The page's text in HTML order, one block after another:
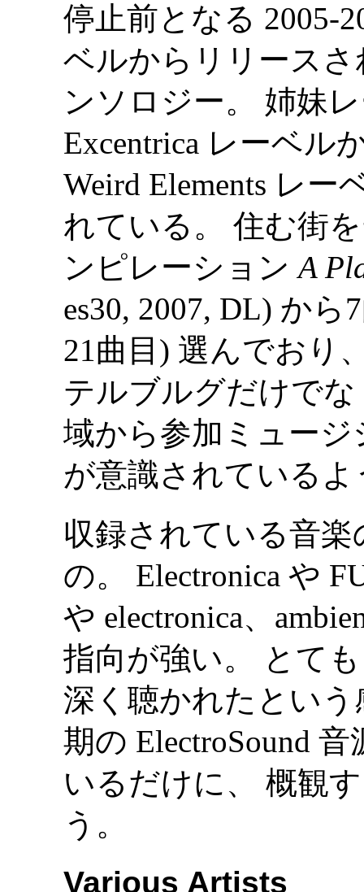
停止前となる 2005-
ベルからリリース
ンソロジー。 姉妹
Excentrica レーベル
Weird Elements レー
れている。 住む街
ンピレーションA
es30, 2007, DL) から
21曲目) 選んでおり
テルブルグだけで
域から参加ミュー
が意識されているよ
収録されている音楽
の。 Electronica や
や electronica、
指向が強い。 とて
深く聴かれたとい
期の ElectroSound
いるだけに、 概観
う。
Various Artists